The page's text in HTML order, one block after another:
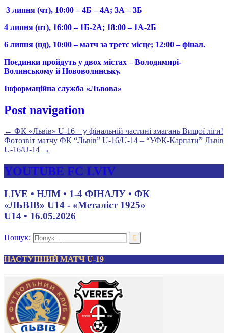
3 липня (чт), 10:00 – 4Б – 4А; 3А – 3Б
4 липня (пт), 16:00– 1Б-2А; 18:00 – 1А-2Б
6 липня (нд), 10:00 – матч за третє місце; 12:00 – фінал.
Поєдинки пройдуть у двох містах – Володимирі-
Волинському й Нововолинську.
Інформаційна служба «Львова»
Post navigation
← ФК «Львів» U-16 – у фінальній частині змагань Вищої ліги!
Фотозвіт матчу ФК “Львів” U-16/U-14 – “УФК-Карпати” Львів
U-16/U-14 →
YOUTUBE FC LVIV
LIVE • НЛМ • 1-4 ФІНАЛУ • ФК
«ЛЬВІВ» U14 - «Металіст 1925»
U14 • 16.05.2026
Пошук:
НАСТУПНИЙ МАТЧ U-19